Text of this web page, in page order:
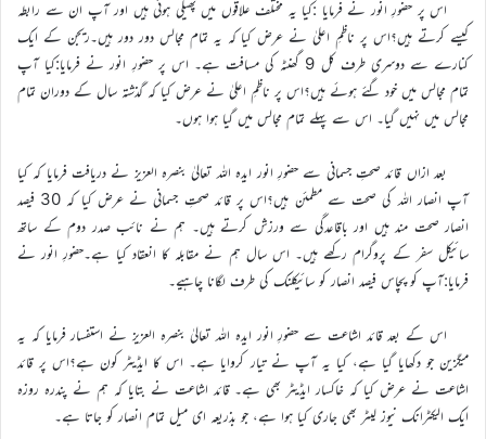
اس پر حضورِ انور نے فرمایا :کیا یہ مختلف علاقوں میں پھیلی ہوئی ہیں اور آپ ان سے رابطہ
کیسے کرتے ہیں؟اس پر ناظمِ اعلیٰ نے عرض کیا کہ یہ تمام مجالس دور دور ہیں۔ریجن کے ایک
کنارے سے دوسری طرف کل 9 گھنٹہ کی مسافت ہے۔ اس پر حضورِ انور نے فرمایا:کیا آپ
تمام مجالس میں خود گئے ہوئے ہیں؟اس پر ناظمِ اعلیٰ نے عرض کیا کہ گذشتہ سال کے دوران تمام
مجالس میں نہیں گیا۔ اس سے پہلے تمام مجالس میں گیا ہوا ہوں۔
بعد ازاں قائد صحتِ جسمانی سے حضورِ انور ایدہ اللہ تعالیٰ بنصرہ العزیز نے دریافت فرمایا کہ کیا
آپ انصار اللہ کی صحت سے مطمئن ہیں؟اس پر قائد صحتِ جسمانی نے عرض کیا کہ 30 فیصد
انصار صحت مند ہیں اور باقاعدگی سے ورزش کرتے ہیں۔ ہم نے نائب صدر دوم کے ساتھ
سائیکل سفر کے پروگرام رکھے ہیں۔ اس سال ہم نے مقابلہ کا انعقاد کیا ہے۔حضورِ انور نے
فرمایا:آپ کو پچاس فیصد انصار کو سائیکلنک کی طرف لگانا چاہیے۔
اس کے بعد قائد اشاعت سے حضورِ انور ایدہ اللہ تعالیٰ بنصرہ العزیز نے استفسار فرمایا کہ یہ
میگزین جو دکھایا گیا ہے، کیا یہ آپ نے تیار کروایا ہے۔ اس کا ایڈیٹر کون ہے؟اس پر قائد
اشاعت نے عرض کیا کہ خاکسار ایڈیٹر بھی ہے۔ قائد اشاعت نے بتایا کہ ہم نے پندرہ روزہ
ایک الیکٹرانک نیوز لیٹر بھی جاری کیا ہوا ہے، جو بذریعہ ای میل تمام انصار کو جاتا ہے۔